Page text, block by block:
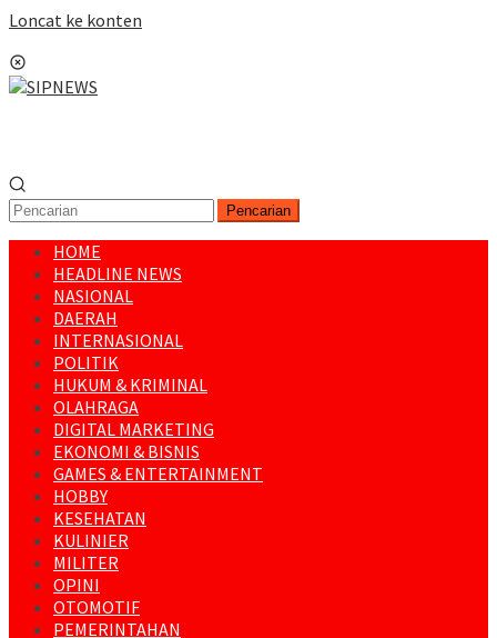
Loncat ke konten
Pencarian
HOME
HEADLINE NEWS
NASIONAL
DAERAH
INTERNASIONAL
POLITIK
HUKUM & KRIMINAL
OLAHRAGA
DIGITAL MARKETING
EKONOMI & BISNIS
GAMES & ENTERTAINMENT
HOBBY
KESEHATAN
KULINIER
MILITER
OPINI
OTOMOTIF
PEMERINTAHAN